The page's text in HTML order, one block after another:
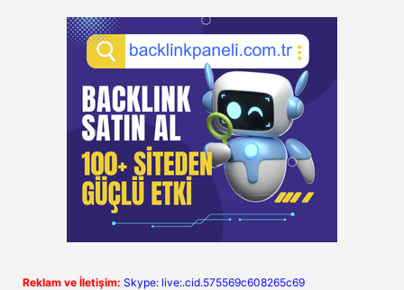
Reklam ve İletişim: Skype: live:.cid.575569c608265c69